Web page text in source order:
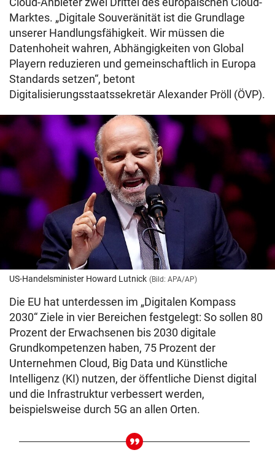
Marktes. „Digitale Souveränität ist die Grundlage
unserer Handlungsfähigkeit. Wir müssen die
Datenhoheit wahren, Abhängigkeiten von Global
Playern reduzieren und gemeinschaftlich in Europa
Standards setzen“, betont
Digitalisierungsstaatssekretär Alexander Pröll (ÖVP).
US-Handelsminister Howard Lutnick (Bild: APA/AP)
Die EU hat unterdessen im „Digitalen Kompass
2030“ Ziele in vier Bereichen festgelegt: So sollen 80
Prozent der Erwachsenen bis 2030 digitale
Grundkompetenzen haben, 75 Prozent der
Unternehmen Cloud, Big Data und Künstliche
Intelligenz (KI) nutzen, der öffentliche Dienst digital
und die Infrastruktur verbessert werden,
beispielsweise durch 5G an allen Orten.